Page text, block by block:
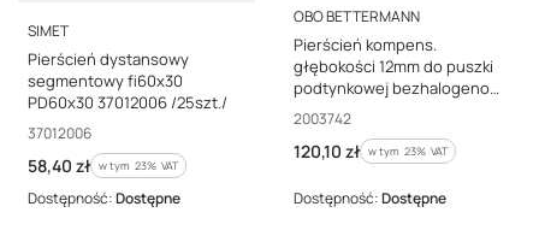
PRODUCENT
SIMET
Pierścień dystansowy
segmentowy fi60x30
PD60x30 37012006 /25szt./
Kod producenta
37012006
Cena brutto
58,40 zł w tym %s VAT
w tym 23% VAT
Dostępność:Dostępne
PRODUCENT
OBO BETTERMANN
Pierścień kompens.
głębokości 12mm do puszki
podtynkowej bezhalogenowy
ZU 12-PR 2003742 /25szt./
Kod producenta
2003742
Cena brutto
120,10 zł w tym %s VAT
w tym 23% VAT
Dostępność:Dostępne